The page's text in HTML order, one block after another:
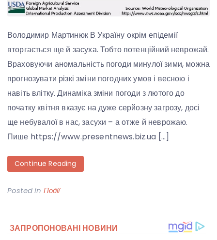
Володимир Мартинюк В Україну окрім епідемії
вторгається ще й засуха. Тобто потенційний неврожай.
Враховуючи аномальність погоди минулої зими, можна
прогнозувати різкі зміни погодних умов і весною і
навіть влітку. Динаміка зміни погоди з лютого до
початку квітня вказує на дуже серйозну загрозу, досі
ще небувалої в нас, засухи – а отже й неврожаю.
Пише https://www.presentnews.biz.ua […]
Continue Reading
Posted in Події